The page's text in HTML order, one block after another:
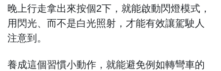
晚上行走拿出來按個2下，就能啟動閃燈模式，
用閃光、而不是白光照射，才能有效讓駕駛人
注意到。
養成這個習慣小動作，就能避免例如轉彎車的